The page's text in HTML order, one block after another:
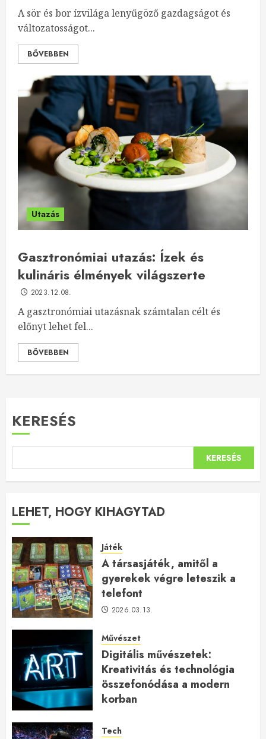
A sör és bor ízvilága lenyűgöző gazdagságot és
változatosságot...
BŐVEBBEN
Utazás
Gasztronómiai utazás: Ízek és
kulináris élmények világszerte
2023.12.08.
A gasztronómiai utazásnak számtalan célt és
előnyt lehet fel...
BŐVEBBEN
KERESÉS
KERESÉS
LEHET, HOGY KIHAGYTAD
Játék
A társasjáték, amitől a
gyerekek végre leteszik a
telefont
2026.03.13.
Művészet
Digitális művészetek:
Kreativitás és technológia
összefonódása a modern
korban
Tech